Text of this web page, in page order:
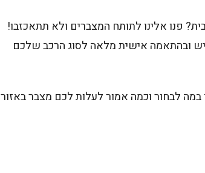
פנו אלינו לתותח המצברים ולא תתאכזבו!
ובהתאמה אישית מלאה לסוג הרכב שלכם
במה לבחור וכמה אמור לעלות לכם מצבר באזור